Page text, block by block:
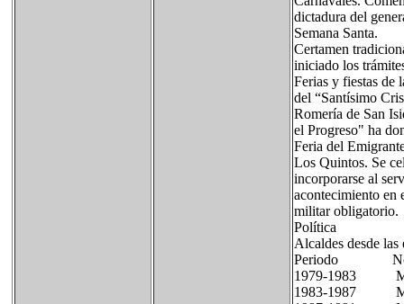
dictadura del
Semana Santa.
Certamen
iniciado los
Ferias y fiestas de
del “Santísimo
Romería de San
el Progreso" ha
Feria del
Los Quintos. Se
incorporarse al
acontecimiento en
militar obligatorio.
Política
Alcaldes desde las
Periodo
1979-1983
1983-1987